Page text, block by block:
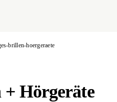
brillen-hoergeraete
+ Hörgeräte